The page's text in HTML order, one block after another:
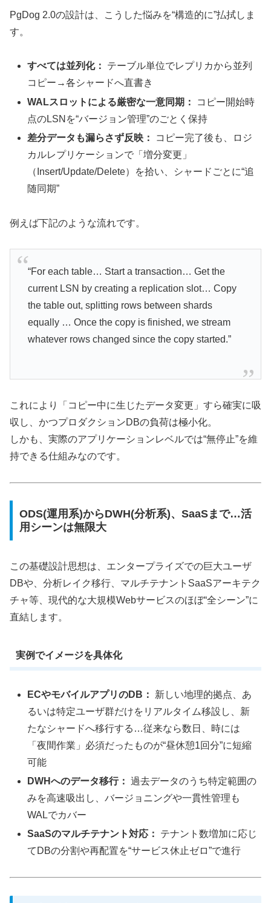
PgDog 2.0の設計は、こうした悩みを“構造的に”払拭しま
す。
すべては並列化：
テーブル単位でレプリカから並列
コピー→各シャードへ直書き
WALスロットによる厳密な一意同期：
コピー開始時
点のLSNを“バージョン管理”のごとく保持
差分データも漏らさず反映：
コピー完了後も、ロジ
カルレプリケーションで「増分変更」
（Insert/Update/Delete）を拾い、シャードごとに“追
随同期”
例えば下記のような流れです。
“For each table… Start a transaction… Get the
current LSN by creating a replication slot… Copy
the table out, splitting rows between shards
equally … Once the copy is finished, we stream
whatever rows changed since the copy started.”
これにより「コピー中に生じたデータ変更」すら確実に吸
収し、かつプロダクションDBの負荷は極小化。
しかも、実際のアプリケーションレベルでは“無停止”を維
持できる仕組みなのです。
ODS(運用系)からDWH(分析系)、SaaSまで…活
用シーンは無限大
この基礎設計思想は、エンタープライズでの巨大ユーザ
DBや、分析レイク移行、マルチテナントSaaSアーキテク
チャ等、現代的な大規模Webサービスのほぼ“全シーン”に
直結します。
実例でイメージを具体化
ECやモバイルアプリのDB：
新しい地理的拠点、あ
るいは特定ユーザ群だけをリアルタイム移設し、新
たなシャードへ移行する…従来なら数日、時には
「夜間作業」必須だったものが“昼休憩1回分”に短縮
可能
DWHへのデータ移行： 過去データのうち特定範囲の
みを高速吸出し、バージョニングや一貫性管理も
WALでカバー
SaaSのマルチテナント対応：
テナント数増加に応じ
てDBの分割や再配置を“サービス休止ゼロ”で進行